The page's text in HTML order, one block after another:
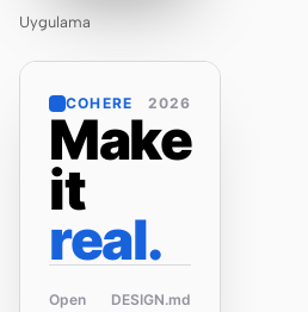
Uygulama
COHERE 2026
Make
it
real.
Open
DESIGN.md